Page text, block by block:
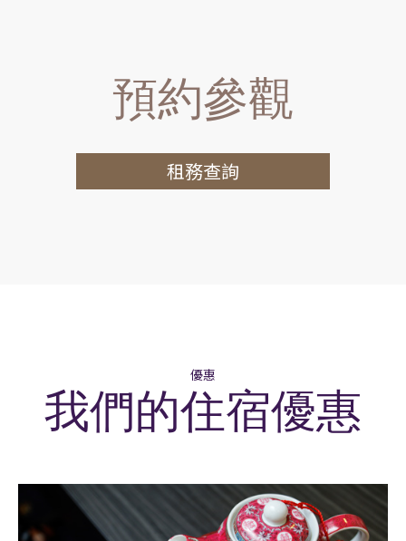
預約參觀
租務查詢
優惠
我們的住宿優惠